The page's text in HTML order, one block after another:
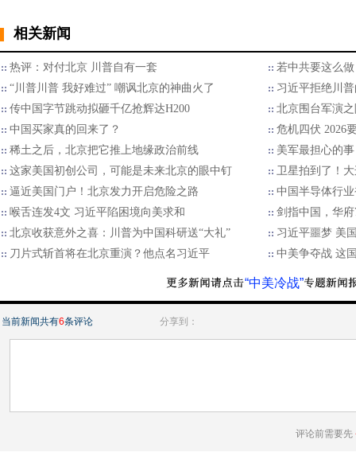
相关新闻
热评：对付北京 川普自有一套
若中共要这么
“川普川普 我好难过” 嘲讽北京的神曲火了
习近平拒绝川普
传中国字节跳动拟砸千亿抢辉达H200
北京围台军演
中国买家真的回来了？
危机四伏 2026
稀土之后，北京把它推上地缘政治前线
美军最担心的
这家美国初创公司，可能是未来北京的眼中钉
卫星拍到了！
逼近美国门户！北京发力开启危险之路
中国半导体行
喉舌连发4文 习近平陷困境向美求和
剑指中国，华
北京收获意外之喜：川普为中国科研送“大礼”
习近平噩梦 美
刀片式斩首将在北京重演？他点名习近平
中美争夺战 这
“中美冷战”
当前新闻共有6条评论 分享到：
评论前需要先